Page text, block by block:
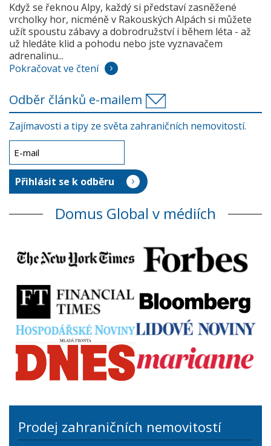
Když se řeknou Alpy, každý si představí zasněžené
vrcholky hor, nicméně v Rakouských Alpách si můžete
užít spoustu zábavy a dobrodružství i během léta - až
už hledáte klid a pohodu nebo jste vyznavačem
adrenalinu...
Pokračovat ve čtení
Odběr článků e-mailem
Zajímavosti a tipy ze světa zahraničních nemovitostí.
Domus Global v médiích
Prodej zahraničních nemovitostí